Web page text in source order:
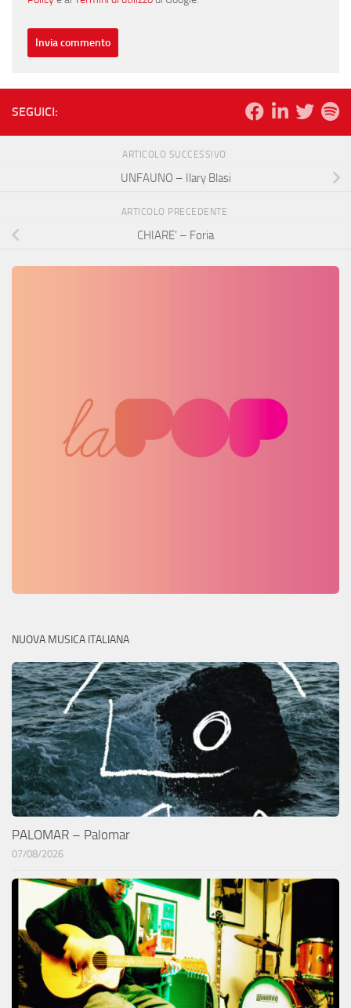
SEGUICI:
ARTICOLO SUCCESSIVO
UNFAUNO – Ilary Blasi
ARTICOLO PRECEDENTE
CHIARE’ – Foria
NUOVA MUSICA ITALIANA
PALOMAR – Palomar
07/08/2026